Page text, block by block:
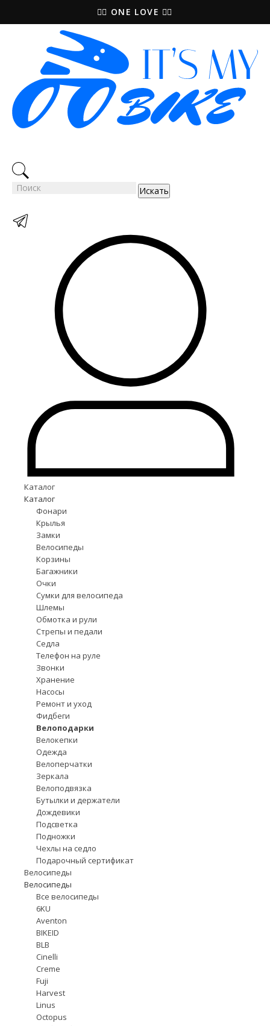
🚵‍♀️ ONE LOVE 🚴‍♀️
Искать
Каталог
Каталог
Фонари
Крылья
Замки
Велосипеды
Корзины
Багажники
Очки
Сумки для велосипеда
Шлемы
Обмотка и рули
Стрепы и педали
Седла
Телефон на руле
Звонки
Хранение
Насосы
Ремонт и уход
Фидбеги
Велоподарки
Велокепки
Одежда
Велоперчатки
Зеркала
Велоподвязка
Бутылки и держатели
Дождевики
Подсветка
Подножки
Чехлы на седло
Подарочный сертификат
Велосипеды
Велосипеды
Все велосипеды
6KU
Aventon
BIKEID
BLB
Cinelli
Creme
Fuji
Harvest
Linus
Octopus